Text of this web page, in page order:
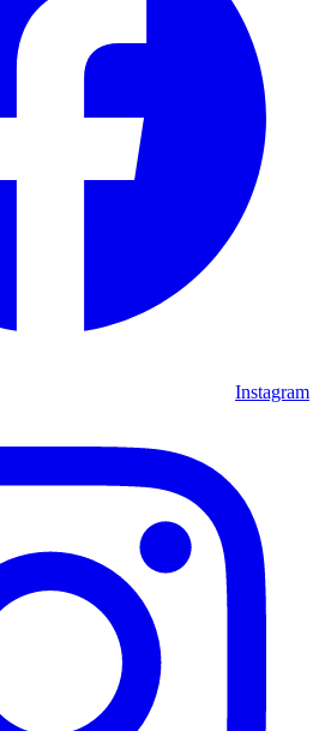
Instagram